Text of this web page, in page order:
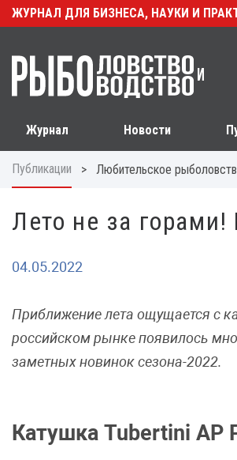
ЖУРНАЛ ДЛЯ БИЗНЕСА, НАУКИ И
Журнал Новости
Публикации > Любительское
Лето не за
04.05.2022
Приближение лета ощущается с
российском рынке появилось
заметных новинок сезона-2022.
Катушка Tubertini AP